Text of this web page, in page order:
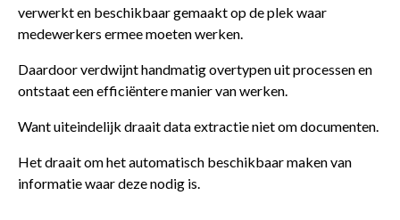
verwerkt en beschikbaar gemaakt op de plek waar
medewerkers ermee moeten werken.
Daardoor verdwijnt handmatig overtypen uit processen en
ontstaat een efficiëntere manier van werken.
Want uiteindelijk draait data extractie niet om documenten.
Het draait om het automatisch beschikbaar maken van
informatie waar deze nodig is.